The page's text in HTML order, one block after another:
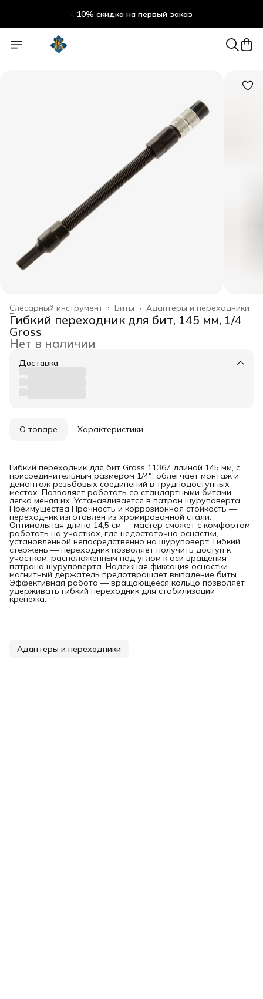
- 10% скидка на первый заказ
Адаптеры и переходники
Биты ›
Слесарный инструмент ›
Главная ›
Гибкий переходник для бит, 145 мм, 1/4
Gross
Нет в наличии
Доставка
О товаре Характеристики
Гибкий переходник для бит Gross 11367 длиной 145 мм, с
присоединительным размером 1/4″, облегчает монтаж и
демонтаж резьбовых соединений в труднодоступных
местах. Позволяет работать со стандартными битами,
легко меняя их. Устанавливается в патрон шуруповерта.
Преимущества Прочность и коррозионная стойкость —
переходник изготовлен из хромированной стали.
Оптимальная длина 14,5 см — мастер сможет с комфортом
работать на участках, где недостаточно оснастки,
установленной непосредственно на шуруповерт. Гибкий
стержень — переходник позволяет получить доступ к
участкам, расположенным под углом к оси вращения
патрона шуруповерта. Надежная фиксация оснастки —
магнитный держатель предотвращает выпадение биты.
Эффективная работа — вращающееся кольцо позволяет
удерживать гибкий переходник для стабилизации
крепежа.
Адаптеры и переходники